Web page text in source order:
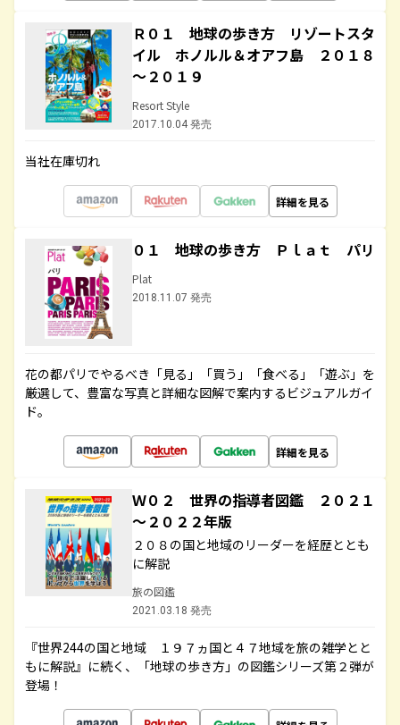
Ｒ０１ 地球の歩き方 リゾートスタ
イル ホノルル＆オアフ島 ２０１８
～２０１９
Resort Style
2017.10.04 発売
当社在庫切れ
詳細を見る
０１ 地球の歩き方 Ｐｌａｔ パリ
Plat
2018.11.07 発売
花の都パリでやるべき「見る」「買う」「食べる」「遊ぶ」を
厳選して、豊富な写真と詳細な図解で案内するビジュアルガイ
ド。
詳細を見る
Ｗ０２ 世界の指導者図鑑 ２０２１
～２０２２年版
２０８の国と地域のリーダーを経歴ととも
に解説
旅の図鑑
2021.03.18 発売
『世界244の国と地域 １９７ヵ国と４７地域を旅の雑学とと
もに解説』に続く、「地球の歩き方」の図鑑シリーズ第２弾が
登場！